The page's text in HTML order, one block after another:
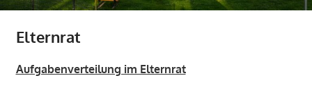
Elternrat
Aufgabenverteilung im Elternrat